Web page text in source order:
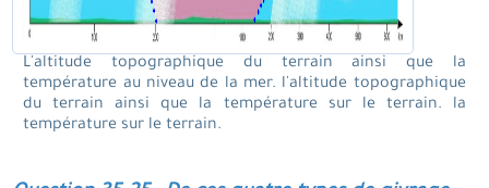
L'altitude topographique du terrain ainsi que la
température au niveau de la mer. l'altitude topographique
du terrain ainsi que la température sur le terrain. la
température sur le terrain.